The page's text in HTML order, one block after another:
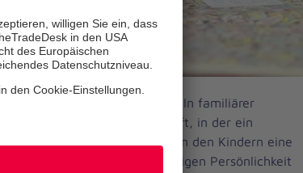
steht bei uns im Vordergrund. In familiärer
Einrichtung als Gemeinschaft, in der ein
gelebt wird. Wir schaffen den Kindern eine
der sie sich zu einer selbständigen Persönlichkeit